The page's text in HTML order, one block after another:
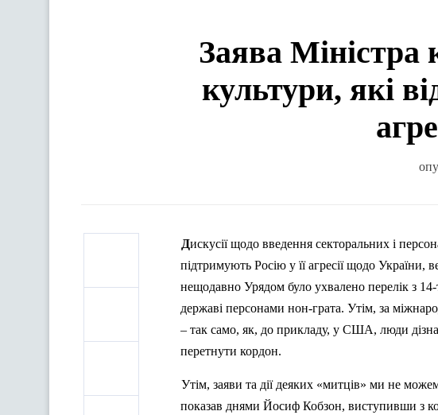
Заява Міністра
культури, які
Дискусії щодо введення секторальних і персональних санкцій до діячів культури, які відверто
підтримують Росію у її агресії щодо
нещодавно Урядом було ухвалено перелік з
державі персонами нон-грата. Утім, за
– так само, як, до прикладу, у США, люди
перетнути кордон.
Утім, заяви та дії деяких «митців» ми не
показав днями Йосиф Кобзон, виступивши з